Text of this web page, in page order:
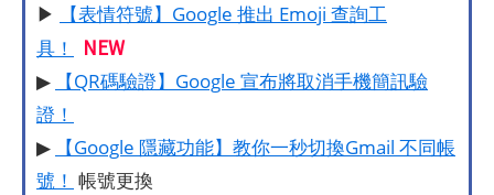
▶
【表情符號】Google 推出 Emoji 查詢工
具！
NEW
▶
【QR碼驗證】Google 宣布將取消手機簡訊驗
證！
▶
【Google 隱藏功能】教你一秒切換Gmail 不同帳
號！ 帳號更換